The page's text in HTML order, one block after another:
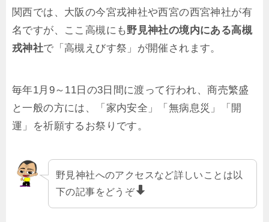
関西では、大阪の今宮戎神社や西宮の西宮神社が有
名ですが、ここ高槻にも野見神社の境内にある高槻
戎神社で「高槻えびす祭」が開催されます。
毎年1月9～11日の3日間に渡って行われ、商売繁盛
と一般の方には、「家内安全」「無病息災」「開
運」を祈願するお祭りです。
野見神社へのアクセスなど詳しいことは以
下の記事をどうぞ